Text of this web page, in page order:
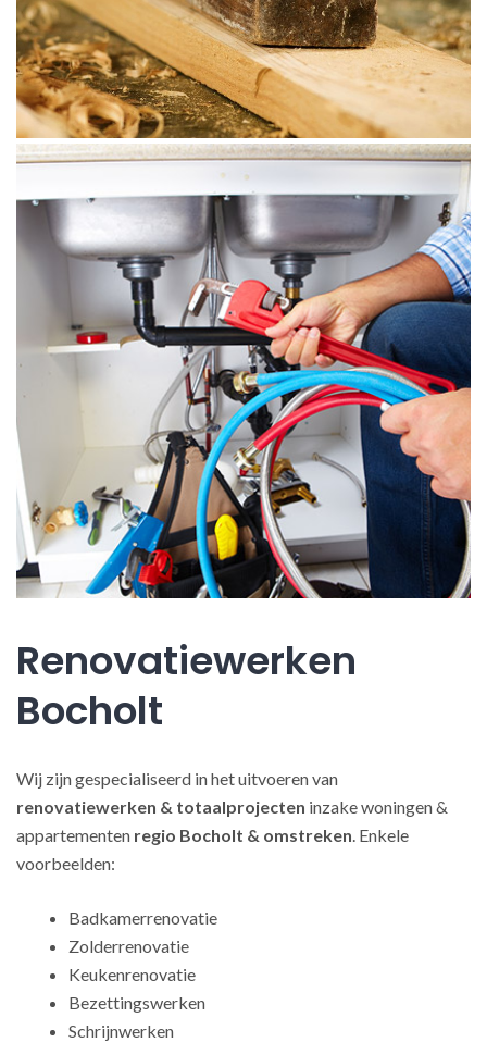
Renovatiewerken
Bocholt
Wij zijn gespecialiseerd in het uitvoeren van
renovatiewerken & totaalprojecten inzake woningen &
appartementen regio Bocholt & omstreken. Enkele
voorbeelden:
Badkamerrenovatie
Zolderrenovatie
Keukenrenovatie
Bezettingswerken
Schrijnwerken